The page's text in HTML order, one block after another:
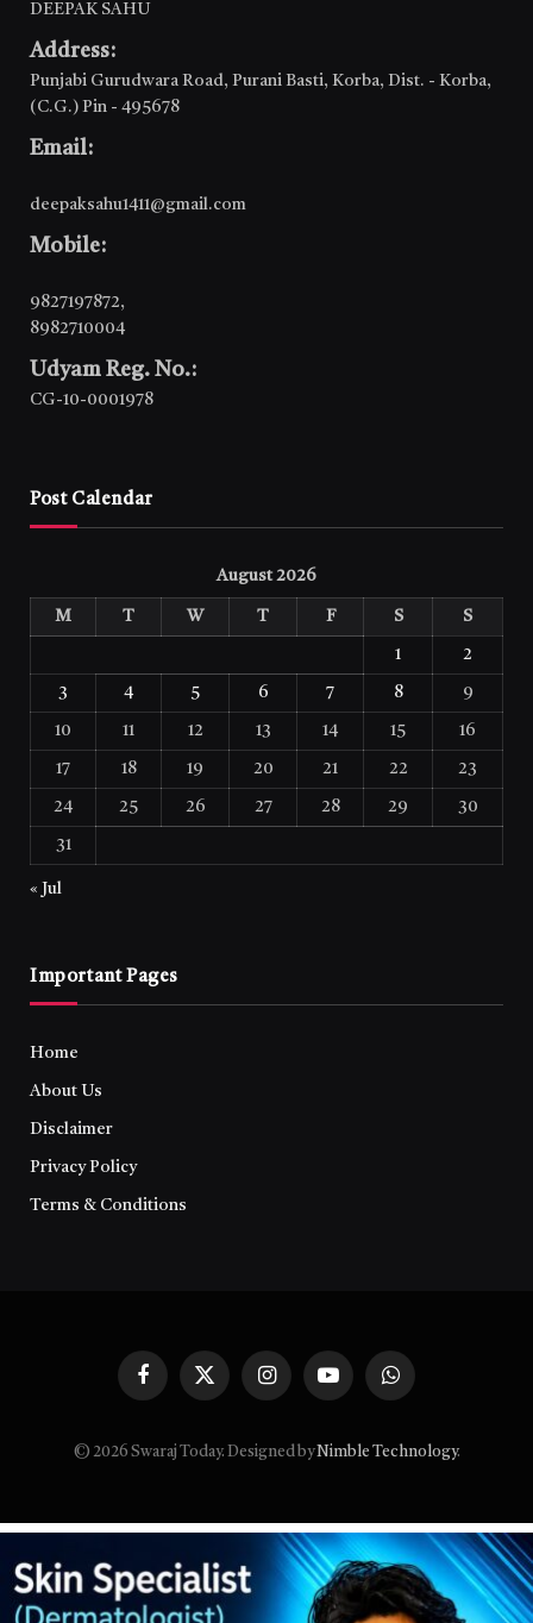
DEEPAK SAHU
Address:
Punjabi Gurudwara Road, Purani Basti, Korba, Dist. - Korba,
(C.G.) Pin - 495678
Email:
deepaksahu1411@gmail.com
Mobile:
9827197872,
8982710004
Udyam Reg. No.:
CG-10-0001978
Post Calendar
August 2026
M T W T F S S
1 2
3 4 5 6 7 8 9
10 11 12 13 14 15 16
17 18 19 20 21 22 23
24 25 26 27 28 29 30
31
« Jul
Important Pages
Home
About Us
Disclaimer
Privacy Policy
Terms & Conditions
FacebookX
InstagramYouTubeWhatsApp
© 2026 Swaraj Today. Designed byNimble Technology.